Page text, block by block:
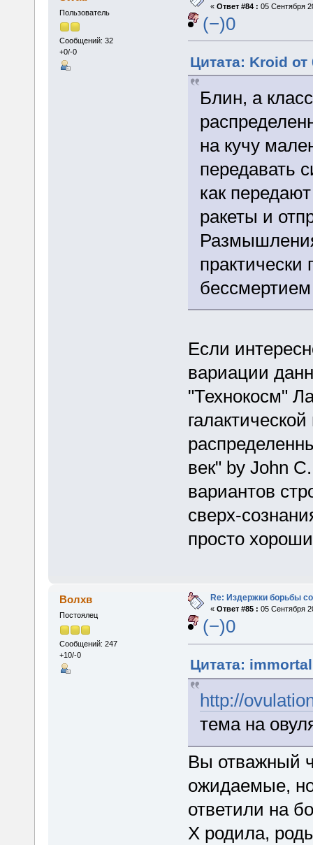
Пользователь
Сообщений: 32
+0/-0
« Ответ #84 : 05 Сентября
(−)0
Цитата: Kroid
Блин, а
на кучу
передавать
как
ракеты и
практически
бессмертием
Если
вариации
"Технокосм"
век" by John
вариантов
сверх-
просто
Волхв
Постоялец
Сообщений: 247
+10/-0
Re: Издержки борьбы
« Ответ #85 : 05 Сентября
(−)0
Цитата:
http://
тема на
Вы отважный
ожидаемые, но
ответили на
Х родила,